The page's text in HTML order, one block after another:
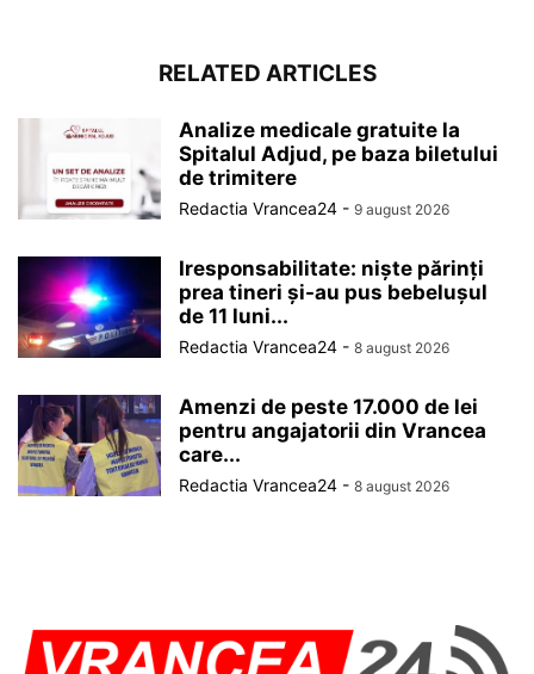
RELATED ARTICLES
Analize medicale gratuite la
Spitalul Adjud, pe baza biletului
de trimitere
Redactia Vrancea24 - 9 august 2026
Iresponsabilitate: niște părinți
prea tineri și-au pus bebelușul
de 11 luni...
Redactia Vrancea24 - 8 august 2026
Amenzi de peste 17.000 de lei
pentru angajatorii din Vrancea
care...
Redactia Vrancea24 - 8 august 2026